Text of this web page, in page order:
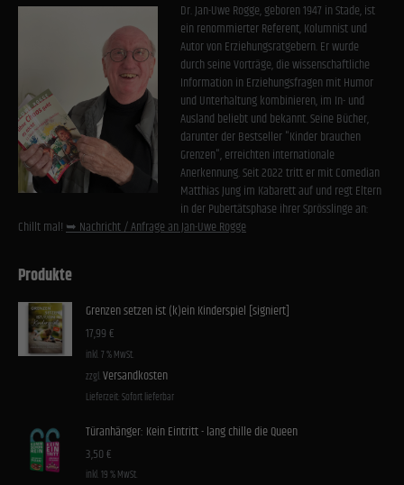
Dr. Jan-Uwe Rogge, geboren 1947 in Stade, ist
ein renommierter Referent, Kolumnist und
Autor von Erziehungsratgebern. Er wurde
durch seine Vorträge, die wissenschaftliche
Information in Erziehungsfragen mit Humor
und Unterhaltung kombinieren, im In- und
Ausland beliebt und bekannt. Seine Bücher,
darunter der Bestseller "Kinder brauchen
Grenzen", erreichten internationale
Anerkennung. Seit 2022 tritt er mit Comedian
Matthias Jung im Kabarett auf und regt Eltern
in der Pubertätsphase ihrer Sprösslinge an:
Chillt mal!➥ Nachricht / Anfrage an Jan-Uwe Rogge
Produkte
Grenzen setzen ist (k)ein Kinderspiel [signiert]
17,99€
inkl. 7 % MwSt.
zzgl. Versandkosten
Lieferzeit: Sofort lieferbar
Türanhänger: Kein Eintritt - lang chille die Queen
3,50€
inkl. 19 % MwSt.